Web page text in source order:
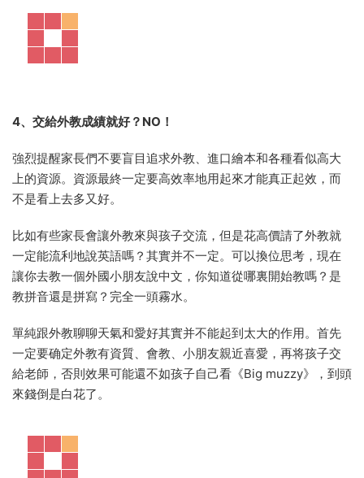
4、交給外教成績就好？NO！
強烈提醒家長們不要盲目追求外教、進口繪本和各種看似高大
上的資源。資源最終一定要高效率地用起來才能真正起效，而
不是看上去多又好。
比如有些家長會讓外教來與孩子交流，但是花高價請了外教就
一定能流利地說英語嗎？其實并不一定。可以換位思考，現在
讓你去教一個外國小朋友說中文，你知道從哪裏開始教嗎？是
教拼音還是拼寫？完全一頭霧水。
單純跟外教聊聊天氣和愛好其實并不能起到太大的作用。首先
一定要确定外教有資質、會教、小朋友親近喜愛，再将孩子交
給老師，否則效果可能還不如孩子自己看《Big muzzy》，到頭
來錢倒是白花了。